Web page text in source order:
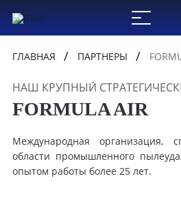
ГЛАВНАЯ ПАРТНЕРЫ
НАШ КРУПНЫЙ
FORMULA AIR
Международная организация,
области промышленного
опытом работы более 25 лет.